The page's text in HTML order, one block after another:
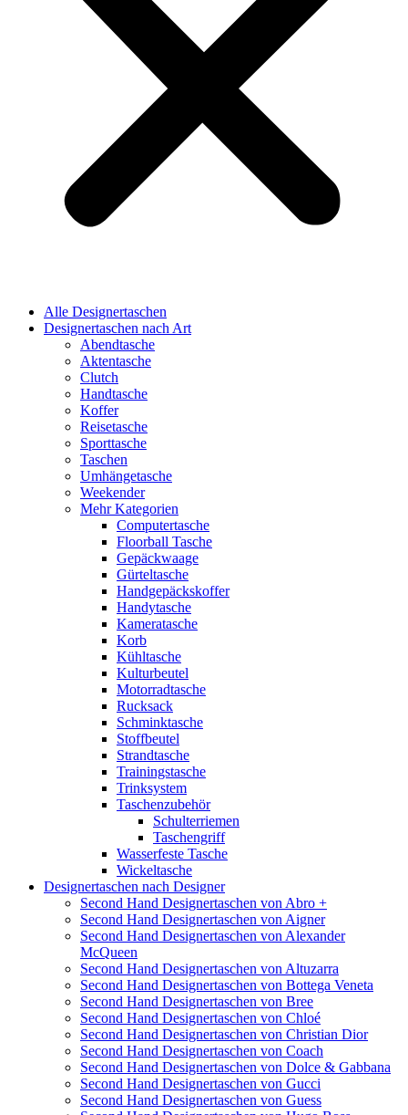
Alle Designertaschen
Designertaschen nach Art
Abendtasche
Aktentasche
Clutch
Handtasche
Koffer
Reisetasche
Sporttasche
Taschen
Umhängetasche
Weekender
Mehr Kategorien
Computertasche
Floorball Tasche
Gepäckwaage
Gürteltasche
Handgepäckskoffer
Handytasche
Kameratasche
Korb
Kühltasche
Kulturbeutel
Motorradtasche
Rucksack
Schminktasche
Stoffbeutel
Strandtasche
Trainingstasche
Trinksystem
Taschenzubehör
Schulterriemen
Taschengriff
Wasserfeste Tasche
Wickeltasche
Designertaschen nach Designer
Second Hand Designertaschen von Abro +
Second Hand Designertaschen von Aigner
Second Hand Designertaschen von Alexander
McQueen
Second Hand Designertaschen von Altuzarra
Second Hand Designertaschen von Bottega Veneta
Second Hand Designertaschen von Bree
Second Hand Designertaschen von Chloé
Second Hand Designertaschen von Christian Dior
Second Hand Designertaschen von Coach
Second Hand Designertaschen von Dolce & Gabbana
Second Hand Designertaschen von Gucci
Second Hand Designertaschen von Guess